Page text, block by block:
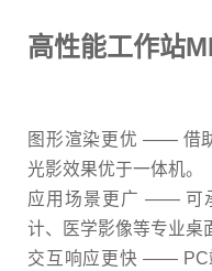
高性能工作站
图形渲染更优 —— 借
光影效果优于一体机。
应用场景更广 —— 可
计、医学影像等专业桌
交互响应更快 —— PC